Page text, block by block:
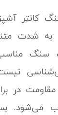
کانتر
به شدت
سنگ
مقاومت در
می‌شود.